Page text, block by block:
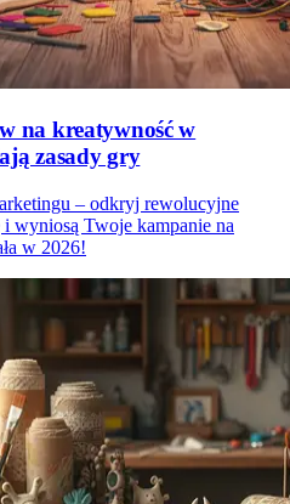
na kreatywność w
zasady gry
– odkryj rewolucyjne
i wyniosą Twoje kampanie na
w 2026!